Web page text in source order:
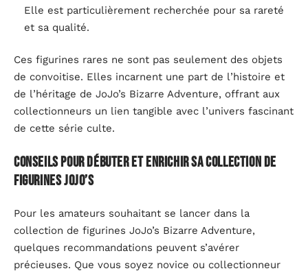
Elle est particulièrement recherchée pour sa rareté
et sa qualité.
Ces figurines rares ne sont pas seulement des objets
de convoitise. Elles incarnent une part de l’histoire et
de l’héritage de JoJo’s Bizarre Adventure, offrant aux
collectionneurs un lien tangible avec l’univers fascinant
de cette série culte.
Conseils pour débuter et enrichir sa collection de
figurines JoJo’s
Pour les amateurs souhaitant se lancer dans la
collection de figurines JoJo’s Bizarre Adventure,
quelques recommandations peuvent s’avérer
précieuses. Que vous soyez novice ou collectionneur